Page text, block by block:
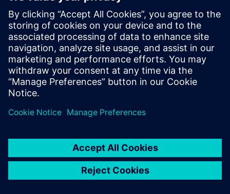
Revolucioniranje zdravstvene
zaštite sa Al - Finansijskim